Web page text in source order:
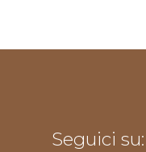
Seguici su: